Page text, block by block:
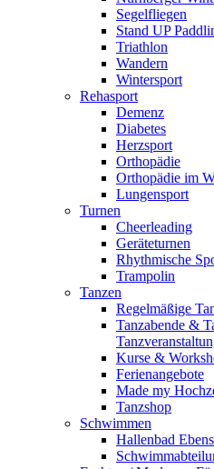
Segelfliegen
Stand UP
Triathlon
Wandern
Wintersport
Rehasport
Demenz
Diabetes
Herzsport
Orthopädie
Orthopädie im
Lungensport
Turnen
Cheerleading
Geräteturnen
Rhythmische
Trampolin
Tanzen
Regelmäßige
Tanzabende &
Kurse &
Ferienangebote
Made my
Tanzshop
Schwimmen
Hallenbad